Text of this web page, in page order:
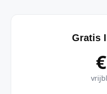
Gratis